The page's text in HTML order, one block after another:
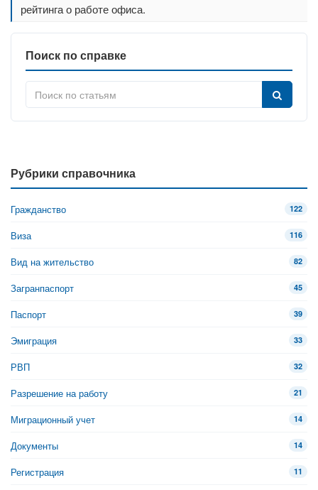
рейтинга о работе офиса.
Поиск по справке
Рубрики справочника
Гражданство 122
Виза 116
Вид на жительство 82
Загранпаспорт 45
Паспорт 39
Эмиграция 33
РВП 32
Разрешение на работу 21
Миграционный учет 14
Документы 14
Регистрация 11